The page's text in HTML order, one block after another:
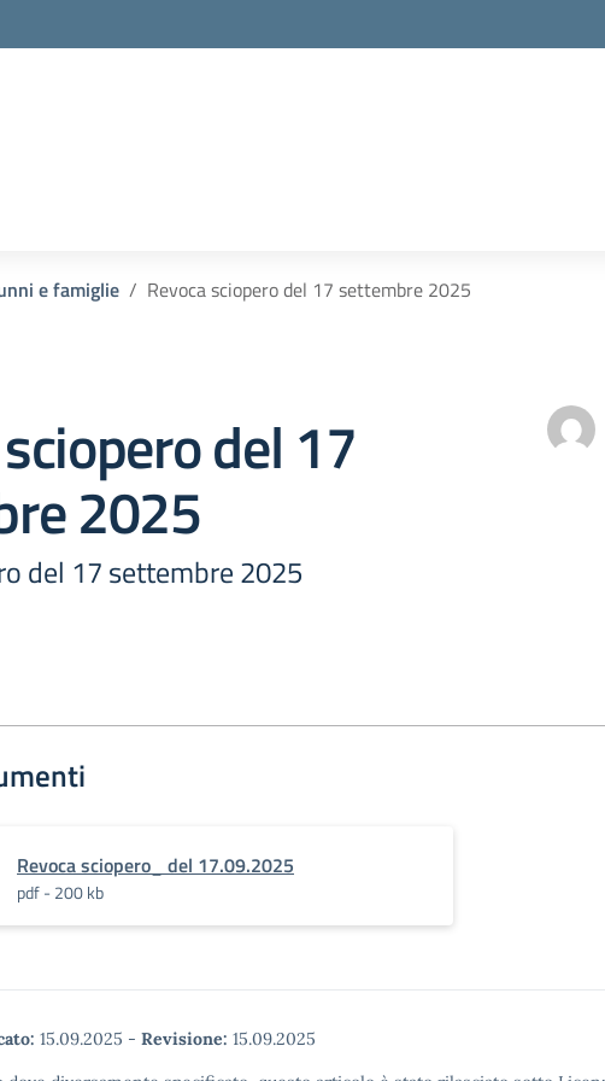
e famiglie Revoca sciopero del 17 settembre 2025
del 17
2025
del 17 settembre 2025
Revoca sciopero_ del 17.09.2025
pdf - 200 kb
15.09.2025 - Revisione: 15.09.2025